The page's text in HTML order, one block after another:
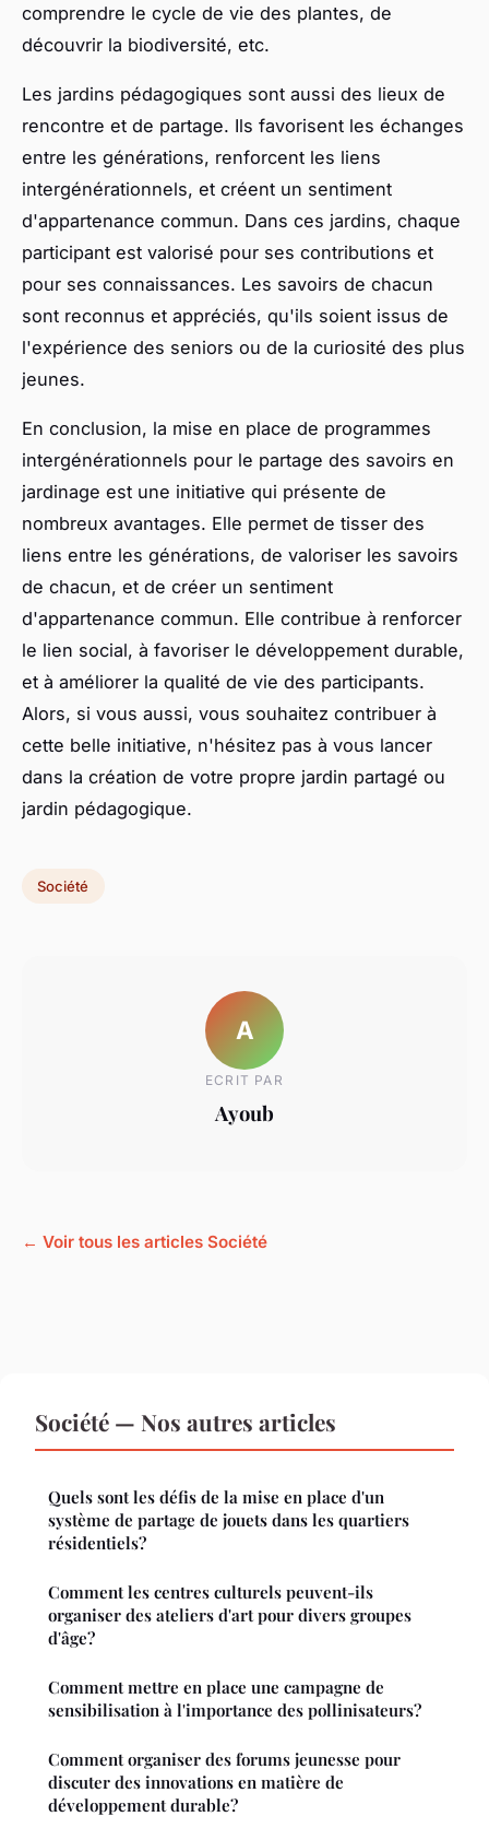
comprendre le cycle de vie des plantes, de
découvrir la biodiversité, etc.
Les jardins pédagogiques sont aussi des lieux de
rencontre et de partage. Ils favorisent les échanges
entre les générations, renforcent les liens
intergénérationnels, et créent un sentiment
d'appartenance commun. Dans ces jardins, chaque
participant est valorisé pour ses contributions et
pour ses connaissances. Les savoirs de chacun
sont reconnus et appréciés, qu'ils soient issus de
l'expérience des seniors ou de la curiosité des plus
jeunes.
En conclusion, la mise en place de programmes
intergénérationnels pour le partage des savoirs en
jardinage est une initiative qui présente de
nombreux avantages. Elle permet de tisser des
liens entre les générations, de valoriser les savoirs
de chacun, et de créer un sentiment
d'appartenance commun. Elle contribue à renforcer
le lien social, à favoriser le développement durable,
et à améliorer la qualité de vie des participants.
Alors, si vous aussi, vous souhaitez contribuer à
cette belle initiative, n'hésitez pas à vous lancer
dans la création de votre propre jardin partagé ou
jardin pédagogique.
Société
A
ECRIT PAR
Ayoub
← Voir tous les articles Société
Société — Nos autres articles
Quels sont les défis de la mise en place d'un
système de partage de jouets dans les quartiers
résidentiels?
Comment les centres culturels peuvent-ils
organiser des ateliers d'art pour divers groupes
d'âge?
Comment mettre en place une campagne de
sensibilisation à l'importance des pollinisateurs?
Comment organiser des forums jeunesse pour
discuter des innovations en matière de
développement durable?